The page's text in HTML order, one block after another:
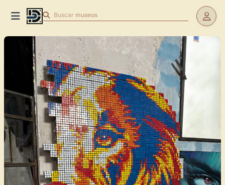
Buscar museos